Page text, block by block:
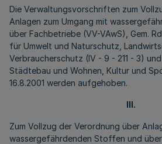
Die Verwaltungsvorschriften zum
Anlagen zum Umgang mit
über Fachbetriebe (VV-VAwS), Gem.
für Umwelt und Naturschutz,
Verbraucherschutz (IV - 9 - 211 - 3)
Städtebau und Wohnen, Kultur und
16.8.2001 werden aufgehoben.
III.
Zum Vollzug der Verordnung über
wassergefährdenden Stoffen und